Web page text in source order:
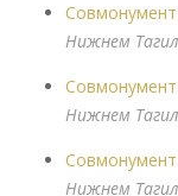
Совмонумент
Нижнем
Совмонумент
Нижнем
Совмонумент
Нижнем